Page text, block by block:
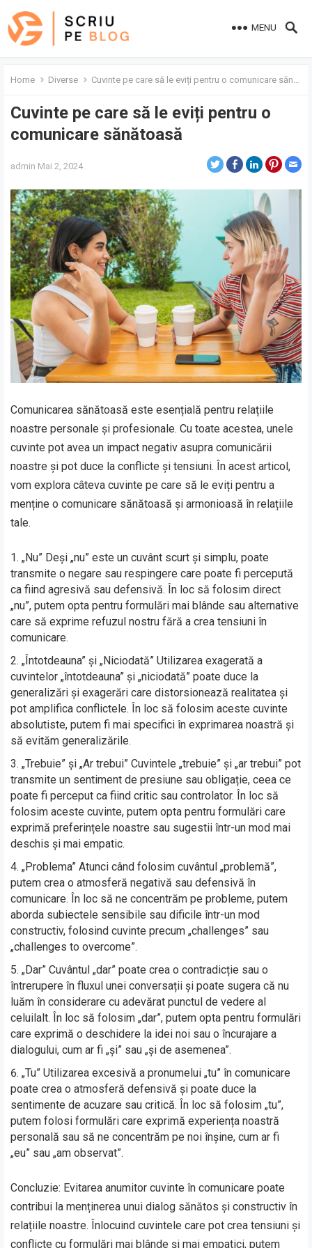
MENU
Home Diverse Cuvinte pe care să le eviți pentru o comunicare sănătoasă
Cuvinte pe care să le eviți pentru o
comunicare sănătoasă
admin Mai 2, 2024
Comunicarea sănătoasă este esențială pentru relațiile
noastre personale și profesionale. Cu toate acestea, unele
cuvinte pot avea un impact negativ asupra comunicării
noastre și pot duce la conflicte și tensiuni. În acest articol,
vom explora câteva cuvinte pe care să le eviți pentru a
menține o comunicare sănătoasă și armonioasă în relațiile
tale.
„Nu” Deși „nu” este un cuvânt scurt și simplu, poate
transmite o negare sau respingere care poate fi percepută
ca fiind agresivă sau defensivă. În loc să folosim direct
„nu”, putem opta pentru formulări mai blânde sau alternative
care să exprime refuzul nostru fără a crea tensiuni în
comunicare.
„Întotdeauna” și „Niciodată” Utilizarea exagerată a
cuvintelor „întotdeauna” și „niciodată” poate duce la
generalizări și exagerări care distorsionează realitatea și
pot amplifica conflictele. În loc să folosim aceste cuvinte
absolutiste, putem fi mai specifici în exprimarea noastră și
să evităm generalizările.
„Trebuie” și „Ar trebui” Cuvintele „trebuie” și „ar trebui” pot
transmite un sentiment de presiune sau obligație, ceea ce
poate fi perceput ca fiind critic sau controlator. În loc să
folosim aceste cuvinte, putem opta pentru formulări care
exprimă preferințele noastre sau sugestii într-un mod mai
deschis și mai empatic.
„Problema” Atunci când folosim cuvântul „problemă”,
putem crea o atmosferă negativă sau defensivă în
comunicare. În loc să ne concentrăm pe probleme, putem
aborda subiectele sensibile sau dificile într-un mod
constructiv, folosind cuvinte precum „challenges” sau
„challenges to overcome”.
„Dar” Cuvântul „dar” poate crea o contradicție sau o
întrerupere în fluxul unei conversații și poate sugera că nu
luăm în considerare cu adevărat punctul de vedere al
celuilalt. În loc să folosim „dar”, putem opta pentru formulări
care exprimă o deschidere la idei noi sau o încurajare a
dialogului, cum ar fi „și” sau „și de asemenea”.
„Tu” Utilizarea excesivă a pronumelui „tu” în comunicare
poate crea o atmosferă defensivă și poate duce la
sentimente de acuzare sau critică. În loc să folosim „tu”,
putem folosi formulări care exprimă experiența noastră
personală sau să ne concentrăm pe noi înșine, cum ar fi
„eu” sau „am observat”.
Concluzie: Evitarea anumitor cuvinte în comunicare poate
contribui la menținerea unui dialog sănătos și constructiv în
relațiile noastre. Înlocuind cuvintele care pot crea tensiuni și
conflicte cu formulări mai blânde și mai empatici, putem